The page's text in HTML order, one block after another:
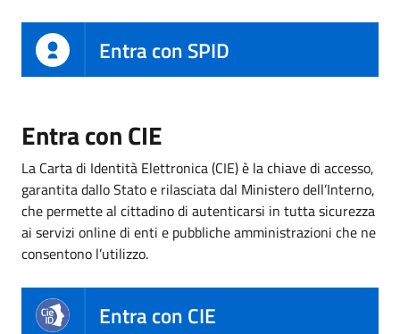
Entra con SPID
Entra con CIE
La Carta di Identità Elettronica (CIE) è la chiave di accesso,
garantita dallo Stato e rilasciata dal Ministero dell’Interno,
che permette al cittadino di autenticarsi in tutta sicurezza
ai servizi online di enti e pubbliche amministrazioni che ne
consentono l’utilizzo.
Entra con CIE